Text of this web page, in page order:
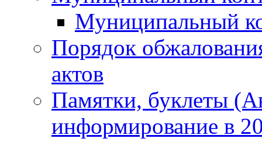
Муниципальный
Порядок
актов
Памятки, буклеты
информирование в